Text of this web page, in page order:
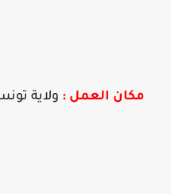
مكان العمل :ولاية تونس